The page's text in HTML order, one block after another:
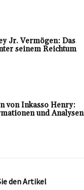
Jr. Vermögen: Das
seinem Reichtum
von Inkasso Henry:
und Analysen
den Artikel